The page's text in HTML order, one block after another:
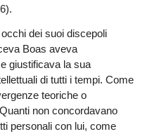
dei suoi discepoli
Boas aveva
giustificava la sua
di tutti i tempi. Come
teoriche o
non concordavano
personali con lui, come